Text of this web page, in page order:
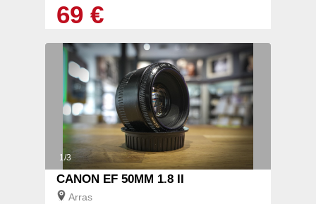
69 €
1/3
CANON EF 50MM 1.8 II
Arras